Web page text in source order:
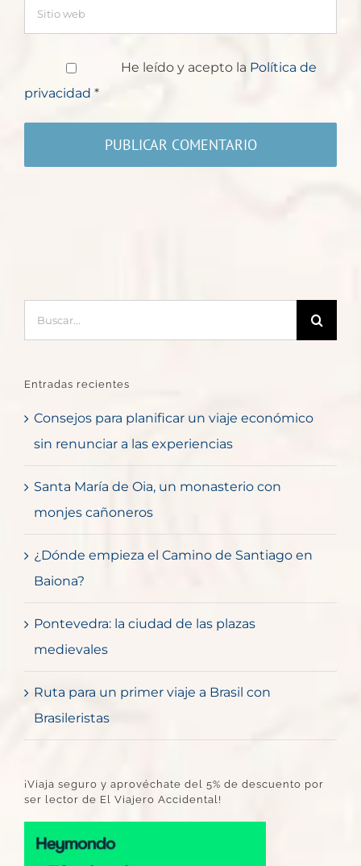
He leído y acepto la Política de
privacidad *
Entradas recientes
Consejos para planificar un viaje económico
sin renunciar a las experiencias
Santa María de Oia, un monasterio con
monjes cañoneros
¿Dónde empieza el Camino de Santiago en
Baiona?
Pontevedra: la ciudad de las plazas
medievales
Ruta para un primer viaje a Brasil con
Brasileristas
¡Viaja seguro y aprovéchate del 5% de descuento por
ser lector de El Viajero Accidental!